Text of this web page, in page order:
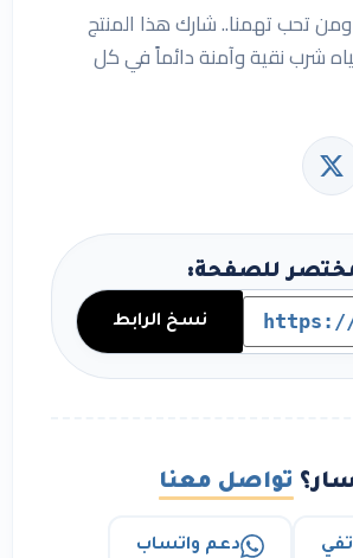
تحب تهمنا.. شارك هذا المنتج
شرب نقية وآمنة دائماً في كل
للصفحة:
نسخ الرابط
تواصل معنا
دعم واتساب